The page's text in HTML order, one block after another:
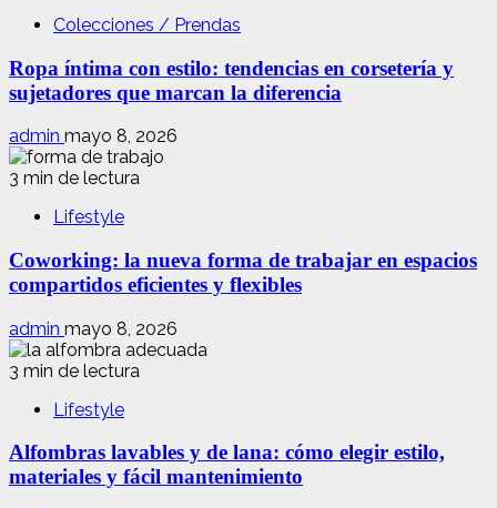
Colecciones / Prendas
Ropa íntima con estilo: tendencias en corsetería y
sujetadores que marcan la diferencia
admin mayo 8, 2026
3 min de lectura
Lifestyle
Coworking: la nueva forma de trabajar en espacios
compartidos eficientes y flexibles
admin mayo 8, 2026
3 min de lectura
Lifestyle
Alfombras lavables y de lana: cómo elegir estilo,
materiales y fácil mantenimiento